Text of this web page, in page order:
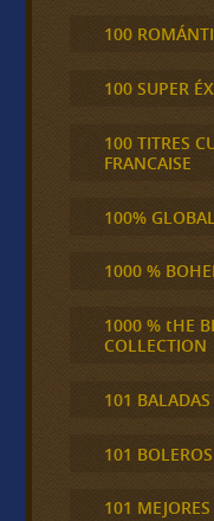
100
100 SUPER
100 TITRES
FRANCAISE
100%
1000 %
1000 % tHE
COLLECTION
101 BALADAS
101 BOLEROS
101